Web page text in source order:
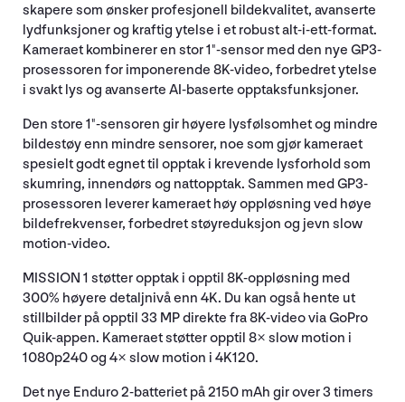
skapere som ønsker profesjonell bildekvalitet, avanserte
lydfunksjoner og kraftig ytelse i et robust alt-i-ett-format.
Kameraet kombinerer en stor 1"-sensor med den nye GP3-
prosessoren for imponerende 8K-video, forbedret ytelse
i svakt lys og avanserte AI-baserte opptaksfunksjoner.
Den store 1"-sensoren gir høyere lysfølsomhet og mindre
bildestøy enn mindre sensorer, noe som gjør kameraet
spesielt godt egnet til opptak i krevende lysforhold som
skumring, innendørs og nattopptak. Sammen med GP3-
prosessoren leverer kameraet høy oppløsning ved høye
bildefrekvenser, forbedret støyreduksjon og jevn slow
motion-video.
MISSION 1 støtter opptak i opptil 8K-oppløsning med
300% høyere detaljnivå enn 4K. Du kan også hente ut
stillbilder på opptil 33 MP direkte fra 8K-video via GoPro
Quik-appen. Kameraet støtter opptil 8× slow motion i
1080p240 og 4× slow motion i 4K120.
Det nye Enduro 2-batteriet på 2150 mAh gir over 3 timers